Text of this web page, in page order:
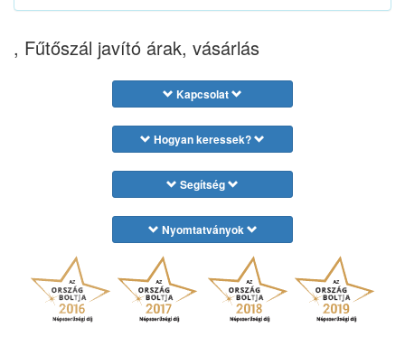
, Fűtőszál javító árak, vásárlás
Kapcsolat
Hogyan keressek?
Segítség
Nyomtatványok